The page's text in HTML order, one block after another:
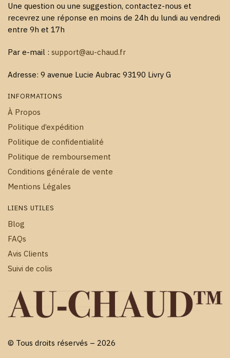
Une question ou une suggestion, contactez-nous et
recevrez une réponse en moins de 24h du lundi au vendredi
entre 9h et 17h
Par e-mail : support@au-chaud.fr
Adresse: 9 avenue Lucie Aubrac 93190 Livry G
INFORMATIONS
À Propos
Politique d’expédition
Politique de confidentialité
Politique de remboursement
Conditions générale de vente
Mentions Légales
LIENS UTILES
Blog
FAQs
Avis Clients
Suivi de colis
© Tous droits réservés – 2026